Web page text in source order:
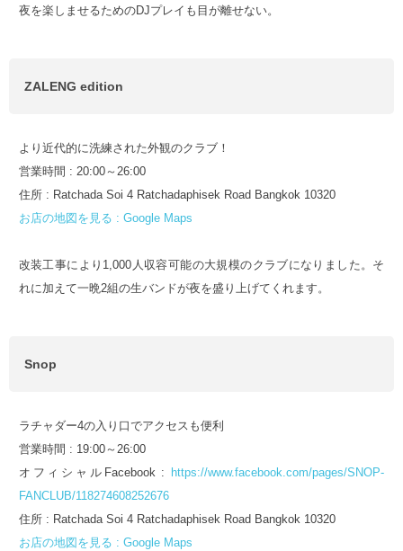
夜を楽しませるためのDJプレイも目が離せない。
ZALENG edition
より近代的に洗練された外観のクラブ！
営業時間 : 20:00～26:00
住所 : Ratchada Soi 4 Ratchadaphisek Road Bangkok 10320
お店の地図を見る : Google Maps
改装工事により1,000人収容可能の大規模のクラブになりました。そ
れに加えて一晩2組の生バンドが夜を盛り上げてくれます。
Snop
ラチャダー4の入り口でアクセスも便利
営業時間 : 19:00～26:00
オフィシャルFacebook :
https://www.facebook.com/pages/SNOP-
FANCLUB/118274608252676
住所 : Ratchada Soi 4 Ratchadaphisek Road Bangkok 10320
お店の地図を見る : Google Maps